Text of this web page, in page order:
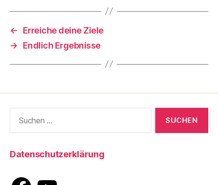
←
Erreiche deine Ziele
→
Endlich Ergebnisse
nach:
Datenschutzerklärung
FacebookYouTube